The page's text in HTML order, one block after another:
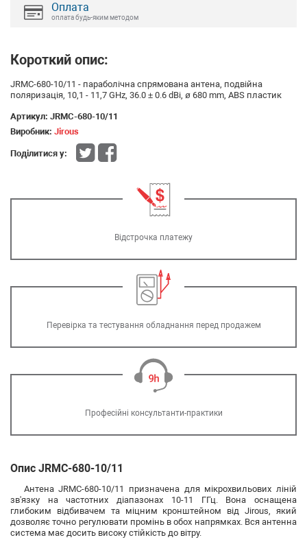
Оплата
оплата будь-яким методом
Короткий опис:
JRMC-680-10/11 - параболічна спрямована антена, подвійна
поляризація, 10,1 - 11,7 GHz, 36.0 ± 0.6 dBi, ø 680 mm, ABS пластик
Артикул: JRMC-680-10/11
Виробник: Jirous
Поділитися у:
Відстрочка платежу
Перевірка та тестування обладнання перед продажем
Професійні консультанти-практики
Опис JRMC-680-10/11
Антена JRMC-680-10/11 призначена для мікрохвильових ліній
зв'язку на частотних діапазонах 10-11 ГГц. Вона оснащена
глибоким відбивачем та міцним кронштейном від Jirous, який
дозволяє точно регулювати промінь в обох напрямках. Вся антенна
система має досить високу стійкість до вітру.